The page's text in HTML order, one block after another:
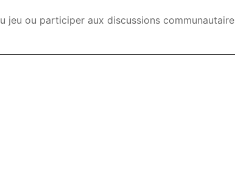
ou participer aux discussions